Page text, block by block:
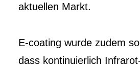
aktuellen Markt.
E-coating wurde zudem
dass kontinuierlich